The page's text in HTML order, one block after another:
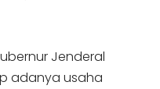
Jenderal
adanya usaha